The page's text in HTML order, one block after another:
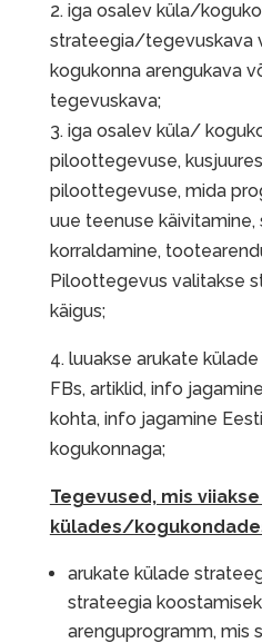
2. iga osalev küla/
strateegia/tegevuskava
kogukonna arengukava
tegevuskava;
3. iga osalev küla/
piloottegevuse,
piloottegevuse, mida
uue teenuse käivitamine,
korraldamine,
Piloottegevus valitakse
käigus;
4. luuakse arukate
FBs, artiklid, info
kohta, info jagamine
kogukonnaga;
Tegevused, mis
külades/
arukate külade
strateegia
arenguprogramm, mis